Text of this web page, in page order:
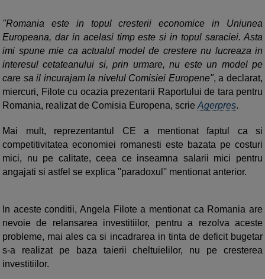
"Romania este in topul cresterii economice in Uniunea
Europeana, dar in acelasi timp este si in topul saraciei. Asta
imi spune mie ca actualul model de crestere nu lucreaza in
interesul cetateanului si, prin urmare, nu este un model pe
care sa il incurajam la nivelul Comisiei Europene", a declarat,
miercuri, Filote cu ocazia prezentarii Raportului de tara pentru
Romania, realizat de Comisia Europena, scrie Agerpres.
Mai mult, reprezentantul CE a mentionat faptul ca si
competitivitatea economiei romanesti este bazata pe costuri
mici, nu pe calitate, ceea ce inseamna salarii mici pentru
angajati si astfel se explica ''paradoxul'' mentionat anterior.
In aceste conditii, Angela Filote a mentionat ca Romania are
nevoie de relansarea investitiilor, pentru a rezolva aceste
probleme, mai ales ca si incadrarea in tinta de deficit bugetar
s-a realizat pe baza taierii cheltuielilor, nu pe cresterea
investitiilor.